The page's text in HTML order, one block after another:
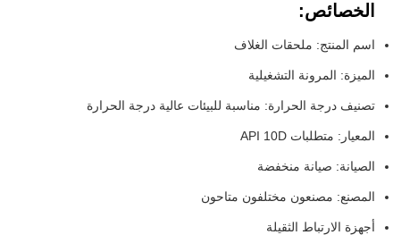
الخصائص:
اسم المنتج: ملحقات الغلاف
الميزة: المرونة التشغيلية
تصنيف درجة الحرارة: مناسبة للبيئات عالية درجة الحرارة
المعيار: متطلبات API 10D
الصيانة: صيانة منخفضة
المصنع: مصنعون مختلفون متاحون
أجهزة الارتباط الثقيلة